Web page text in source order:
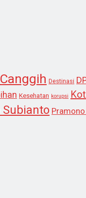
Canggih Destinasi
Kesehatan korupsi
Subianto